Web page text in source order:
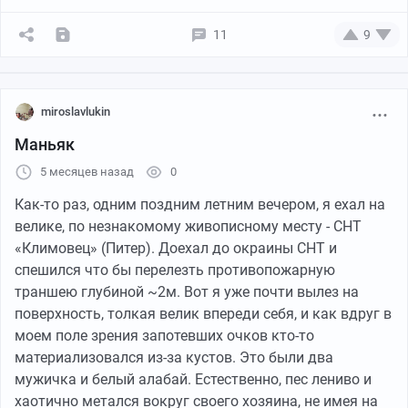
11 9
miroslavlukin
Маньяк
5 месяцев назад 0
Как-то раз, одним поздним летним вечером, я ехал на
велике, по незнакомому живописному месту - СНТ
«Климовец» (Питер). Доехал до окраины СНТ и
спешился что бы перелезть противопожарную
траншею глубиной ~2м. Вот я уже почти вылез на
поверхность, толкая велик впереди себя, и как вдруг в
моем поле зрения запотевших очков кто-то
материализовался из-за кустов. Это были два
мужичка и белый алабай. Естественно, пес лениво и
хаотично метался вокруг своего хозяина, не имея на